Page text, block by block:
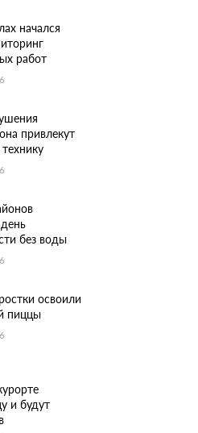
начался
работ
привлекут
без воды
освоили
пиццы
и будут